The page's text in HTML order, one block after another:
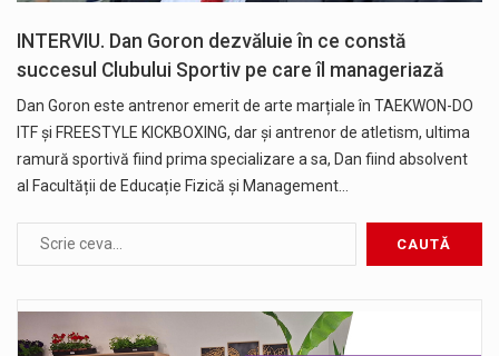
INTERVIU. Dan Goron dezvăluie în ce constă
succesul Clubului Sportiv pe care îl manageriază
Dan Goron este antrenor emerit de arte marțiale în TAEKWON-DO
ITF și FREESTYLE KICKBOXING, dar și antrenor de atletism, ultima
ramură sportivă fiind prima specializare a sa, Dan fiind absolvent
al Facultății de Educație Fizică și Management…